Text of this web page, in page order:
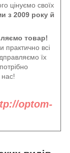
цінуємо своїх
з 2009 року й
товар!
практично всі
їх
optom-